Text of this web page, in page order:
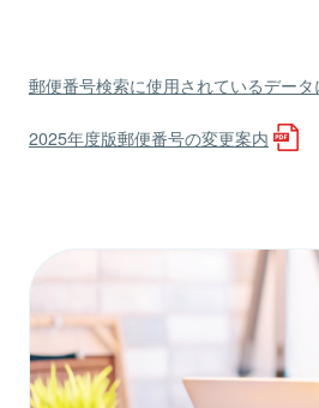
郵便番号検索に使用されているデータ
2025年度版郵便番号の変更案内